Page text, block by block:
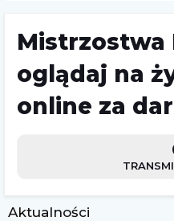
Mistrzostwa
oglądaj na
online za
Aktualności